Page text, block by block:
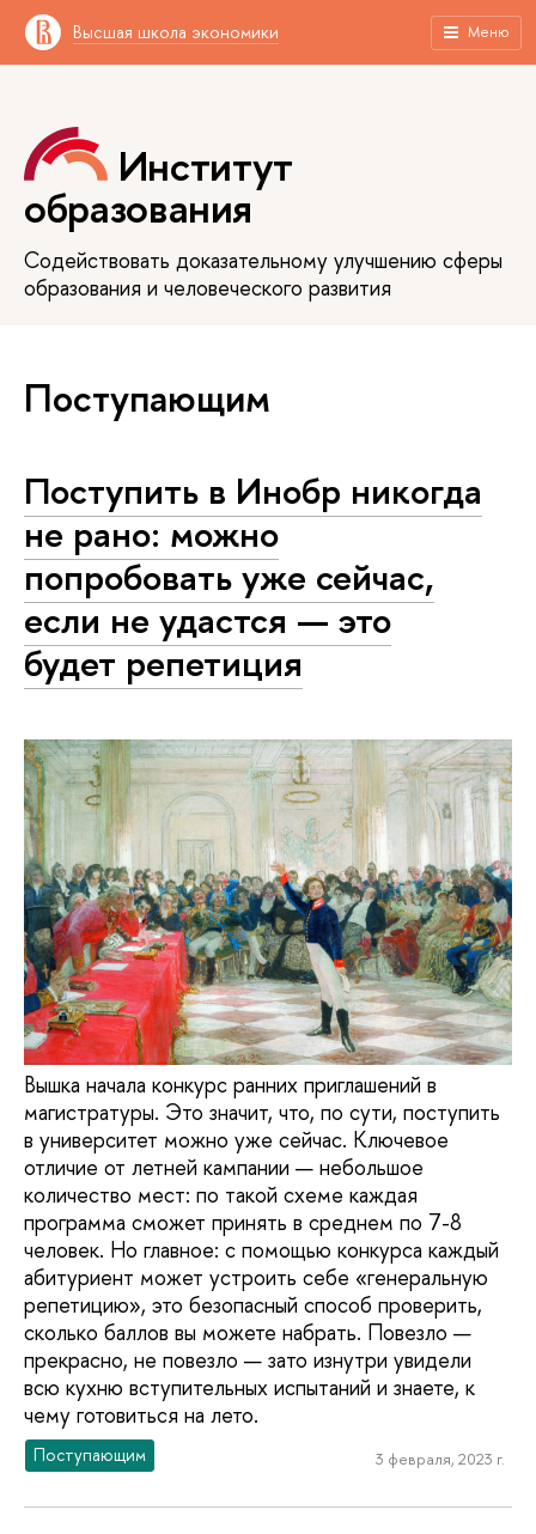
Высшая школа экономики Меню
Институт
образования
Содействовать доказательному улучшению сферы
образования и человеческого развития
Поступающим
Поступить в Инобр никогда
не рано: можно
попробовать уже сейчас,
если не удастся — это
будет репетиция
Вышка начала конкурс ранних приглашений в
магистратуры. Это значит, что, по сути, поступить
в университет можно уже сейчас. Ключевое
отличие от летней кампании — небольшое
количество мест: по такой схеме каждая
программа сможет принять в среднем по 7-8
человек. Но главное: с помощью конкурса каждый
абитуриент может устроить себе «генеральную
репетицию», это безопасный способ проверить,
сколько баллов вы можете набрать. Повезло —
прекрасно, не повезло — зато изнутри увидели
всю кухню вступительных испытаний и знаете, к
чему готовиться на лето.
Поступающим 3 февраля, 2023 г.